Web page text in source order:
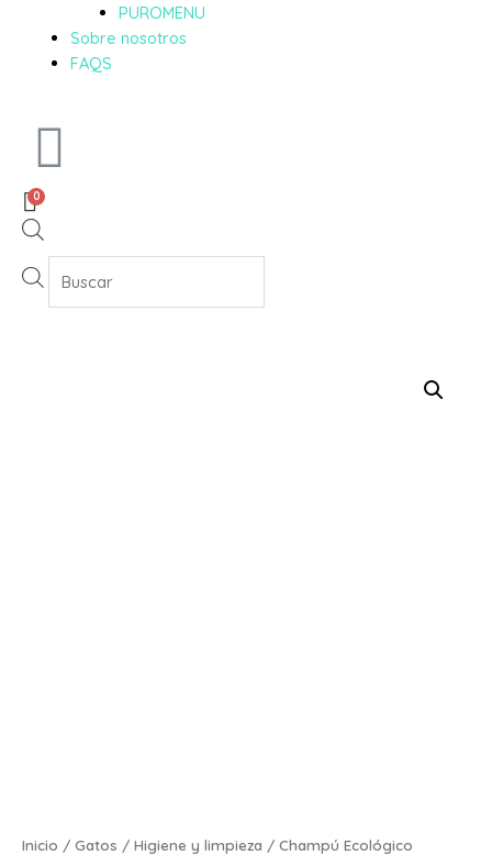
PUROMENU
Sobre nosotros
FAQS
0
Inicio / Gatos / Higiene y limpieza / Champú Ecológico